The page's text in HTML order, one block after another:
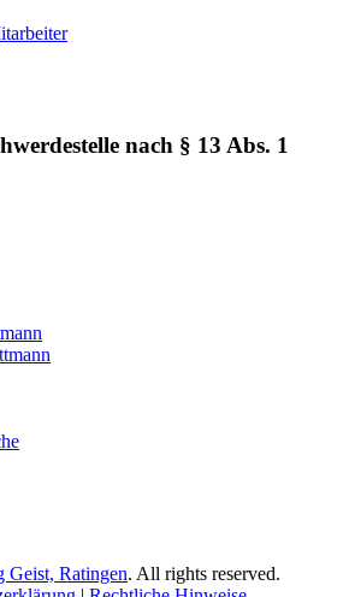
nach § 13 Abs. 1
Geist, Ratingen. All rights reserved.